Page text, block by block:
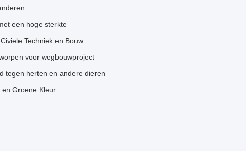
een hoge sterkte
Techniek en Bouw
voor wegbouwproject
tegen herten en andere dieren
Groene Kleur